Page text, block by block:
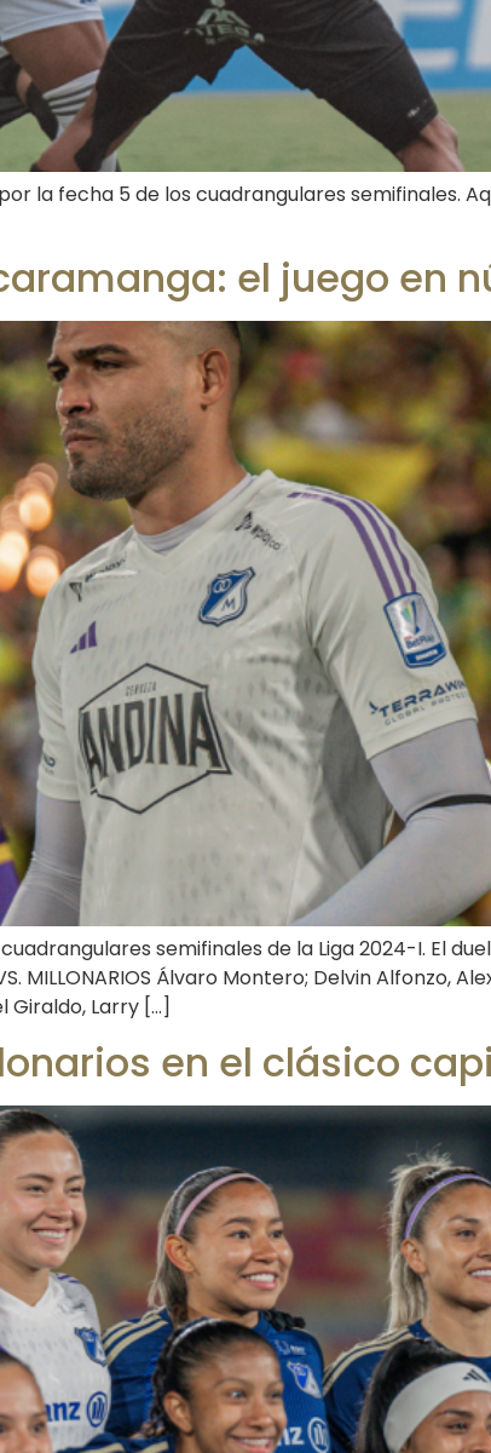
la fecha 5 de los cuadrangulares semifinales.
el juego en
semifinales de la Liga 2024-I. El
MILLONARIOS Álvaro Montero; Delvin Alfonzo,
Giraldo, Larry […]
en el clásico